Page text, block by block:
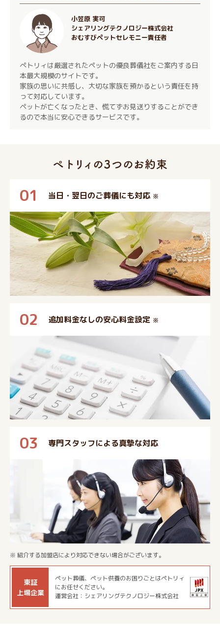
小笠原 実可
シェアリングテクノロジー株式会社
おむすびペットセレモニー責任者
ぺトリィは厳選されたペットの優良葬儀社をご案内する日
本最大規模のサイトです。
家族の思いに共感し、大切な家族を預かるという責任を持
って対応しています。
ペットが亡くなったとき、慌てずお見送りすることができ
るので本当に安心できるサービスです。
01 当日・翌日のご葬儀にも対応 ※
02 追加料金なしの安心料金設定 ※
03 専門スタッフによる真摯な対応
※ 紹介する加盟店により対応できない場合がございます。
東証
上場企業
ペット葬儀、ペット供養のお困りごとはペトリィ
にお任せください。
運営会社：シェアリングテクノロジー株式会社